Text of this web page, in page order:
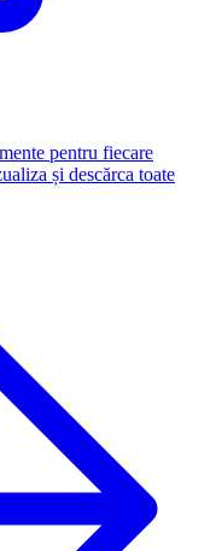
pentru fiecare
și descărca toate